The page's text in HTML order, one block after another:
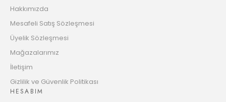
Taksit
12
Hakkımızda
Mesafeli Satış Sözleşmesi
Üyelik Sözleşmesi
Mağazalarımız
İletişim
Gizlilik ve Güvenlik Politikası
HESABIM